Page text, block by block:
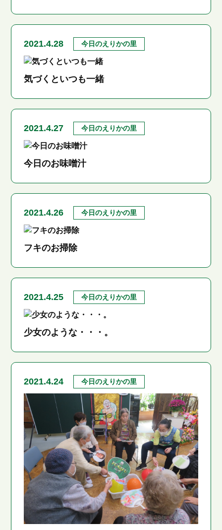
2021.4.28 今日のえりかの里
気づくといつも一緒
2021.4.27 今日のえりかの里
今日のお味噌汁
2021.4.26 今日のえりかの里
フキのお掃除
2021.4.25 今日のえりかの里
少女のような・・・。
2021.4.24 今日のえりかの里